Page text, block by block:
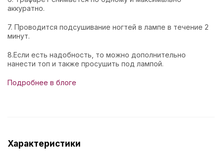
аккуратно.
7. Проводится подсушивание ногтей в лампе в течение 2
минут.
8.Если есть надобность, то можно дополнительно
нанести топ и также просушить под лампой.
Подробнее в блоге
Характеристики